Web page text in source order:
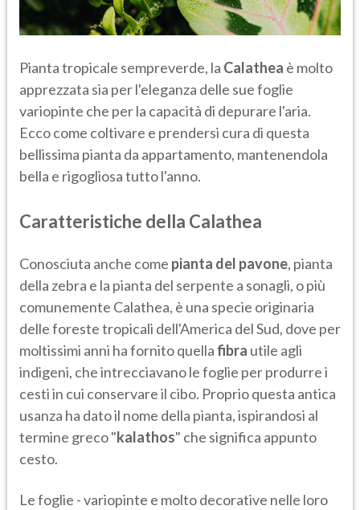
Pianta tropicale sempreverde, la Calathea è molto
apprezzata sia per l'eleganza delle sue foglie
variopinte che per la capacità di depurare l'aria.
Ecco come coltivare e prendersi cura di questa
bellissima pianta da appartamento, mantenendola
bella e rigogliosa tutto l'anno.
Caratteristiche della Calathea
Conosciuta anche come pianta del pavone, pianta
della zebra e la pianta del serpente a sonagli, o più
comunemente Calathea, è una specie originaria
delle foreste tropicali dell'America del Sud, dove per
moltissimi anni ha fornito quellafibra utile agli
indigeni, che intrecciavano le foglie per produrre i
cesti in cui conservare il cibo. Proprio questa antica
usanza ha dato il nome della pianta, ispirandosi al
termine greco "kalathos" che significa appunto
cesto.
Le foglie - variopinte e molto decorative nelle loro